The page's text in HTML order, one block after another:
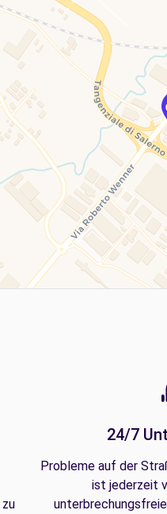
24/7
Probleme auf der
ist jederzeit